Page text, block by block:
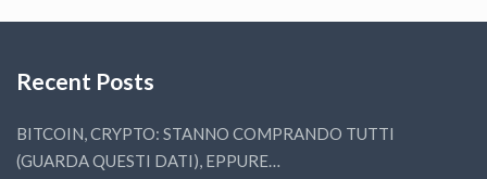
Recent Posts
BITCOIN, CRYPTO: STANNO COMPRANDO TUTTI
(GUARDA QUESTI DATI), EPPURE…